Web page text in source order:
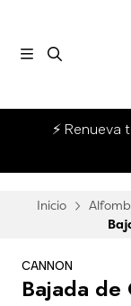
⚡
Inicio
CANNON
Bajada